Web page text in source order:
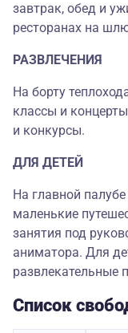
завтрак, обед и
ресторанах на
РАЗВЛЕЧЕНИЯ
На борту
классы и
и конкурсы.
ДЛЯ ДЕТЕЙ
На главной
маленькие
занятия под
аниматора. Для
развлекательные
Список